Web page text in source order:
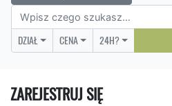
DZIAŁ CENA 24H?
ZAREJESTRUJ SIĘ